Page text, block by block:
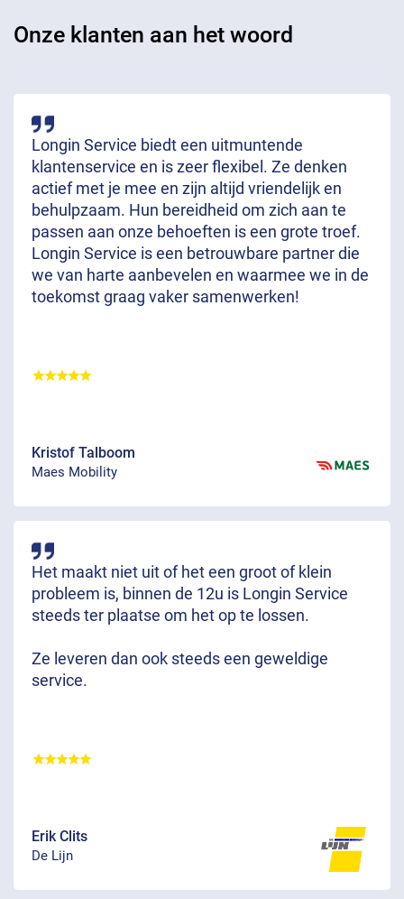
Onze klanten aan het woord
Longin Service biedt een uitmuntende
klantenservice en is zeer flexibel. Ze denken
actief met je mee en zijn altijd vriendelijk en
behulpzaam. Hun bereidheid om zich aan te
passen aan onze behoeften is een grote troef.
Longin Service is een betrouwbare partner die
we van harte aanbevelen en waarmee we in de
toekomst graag vaker samenwerken!
Kristof Talboom
Maes Mobility
Het maakt niet uit of het een groot of klein
probleem is, binnen de 12u is Longin Service
steeds ter plaatse om het op te lossen.
Ze leveren dan ook steeds een geweldige
service.
Erik Clits
De Lijn